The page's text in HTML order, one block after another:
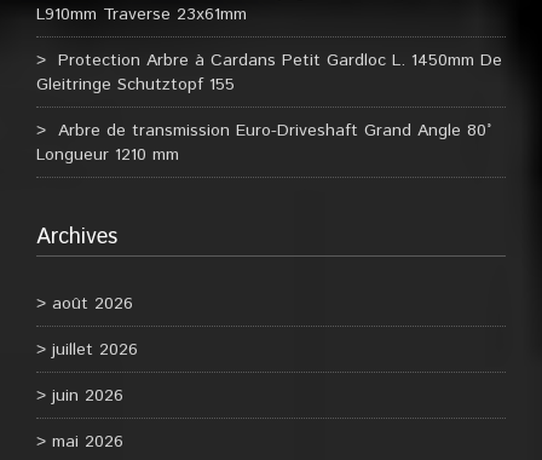
L910mm Traverse 23x61mm
Protection Arbre à Cardans Petit Gardloc L. 1450mm De
Gleitringe Schutztopf 155
Arbre de transmission Euro-Driveshaft Grand Angle 80°
Longueur 1210 mm
Archives
août 2026
juillet 2026
juin 2026
mai 2026